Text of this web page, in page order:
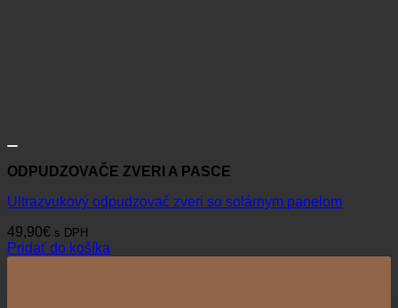
ODPUDZOVAČE ZVERI A PASCE
Ultrazvukový odpudzovač zveri so solárnym panelom
49,90€ s DPH
Pridať do košíka